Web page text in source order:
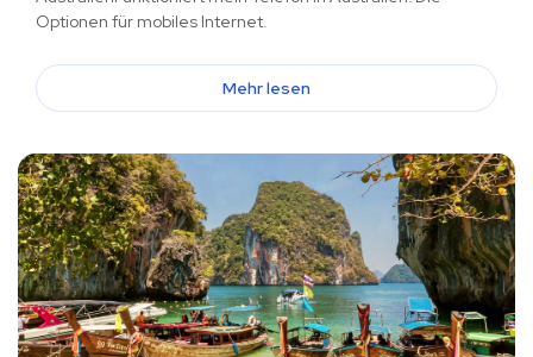
Optionen für mobiles Internet.
Mehr lesen